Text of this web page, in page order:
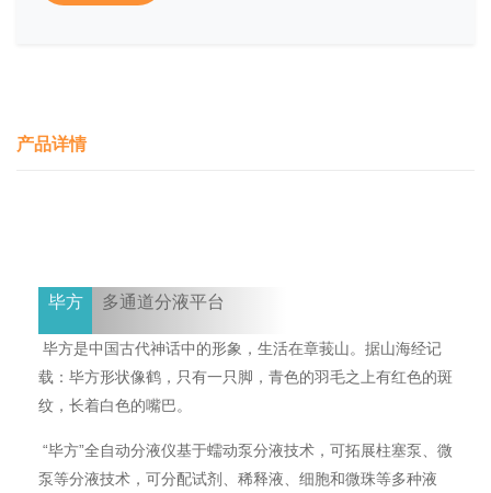
产品详情
毕方 多通道分液平台
毕方是中国古代神话中的形象，生活在章莪山。据山海经记
载：毕方形状像鹤，只有一只脚，青色的羽毛之上有红色的斑
纹，长着白色的嘴巴。
“毕方”全自动分液仪基于蠕动泵分液技术，可拓展柱塞泵、微
泵等分液技术，可分配试剂、稀释液、细胞和微珠等多种液